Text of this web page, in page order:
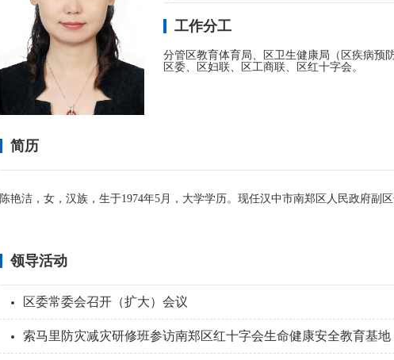
工作分工
分管区教育体育局、区卫生健康局（区疾病预
区委、区妇联、区工商联、区红十字会。
简历
陈艳洁，女，汉族，生于1974年5月，大学学历。现任汉中市南郑区人民政府副区
领导活动
区委常委会召开（扩大）会议
索马里防灾减灾研修班参访南郑区红十字会生命健康安全教育基地